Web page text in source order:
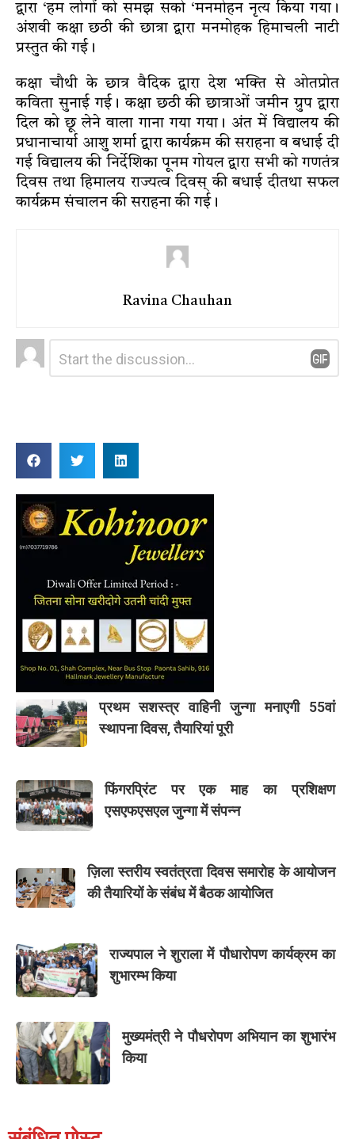
द्वारा ‘हम लोगों को समझ सको ‘मनमोहन नृत्य किया गया।
अंशवी कक्षा छठी की छात्रा द्वारा मनमोहक हिमाचली नाटी
प्रस्तुत की गई।
कक्षा चौथी के छात्र वैदिक द्वारा देश भक्ति से ओतप्रोत
कविता सुनाई गई। कक्षा छठी की छात्राओं जमीन ग्रुप द्वारा
दिल को छू लेने वाला गाना गया गया। अंत में विद्यालय की
प्रधानाचार्या आशु शर्मा द्वारा कार्यक्रम की सराहना व बधाई दी
गई विद्यालय की निर्देशिका पूनम गोयल द्वारा सभी को गणतंत्र
दिवस तथा हिमालय राज्यत्व दिवस् की बधाई दीतथा सफल
कार्यक्रम संचालन की सराहना की गई।
Ravina Chauhan
Leave
a
Comment
प्रथम सशस्त्र वाहिनी जुन्गा मनाएगी 55वां
स्थापना दिवस, तैयारियां पूरी
फिंगरप्रिंट पर एक माह का प्रशिक्षण
एसएफएसएल जुन्गा में संपन्न
ज़िला स्तरीय स्वतंत्रता दिवस समारोह के आयोजन
की तैयारियों के संबंध में बैठक आयोजित
राज्यपाल ने शुराला में पौधारोपण कार्यक्रम का
शुभारम्भ किया
मुख्यमंत्री ने पौधरोपण अभियान का शुभारंभ
किया